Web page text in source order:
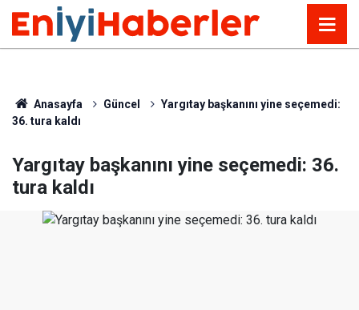
Anasayfa Güncel
Yargıtay başkanını yine seçemedi:
36. tura kaldı
Yargıtay başkanını yine seçemedi: 36.
tura kaldı